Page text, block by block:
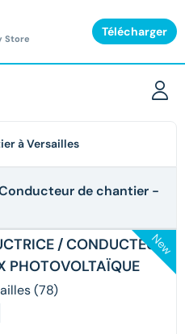
à Versailles
de chantier -
/ CONDUCTEUR
PHOTOVOLTAÏQUE
(78)
New
Store Télécharger